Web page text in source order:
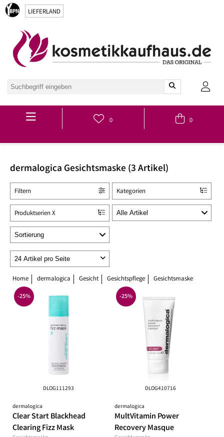
LIEFERLAND
Hauptmenü
0 0
dermalogica Gesichtsmaske (3 Artikel)
Kategorien
Produktserien X
Filtern
Home dermalogica Gesicht Gesichtspflege Gesichtsmaske
DLOG111293
dermalogica
Clear Start Blackhead
Clearing Fizz Mask
-25%
DLOG410716
dermalogica
MultVitamin Power
Recovery Masque
-25%